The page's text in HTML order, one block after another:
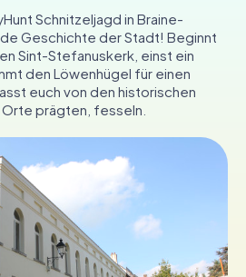
UK
Tickets buchen
Schnitzeljagd in Braine-
Geschichte der Stadt! Beginnt
Sint-Stefanuskerk, einst ein
den Löwenhügel für einen
euch von den historischen
prägten, fesseln.